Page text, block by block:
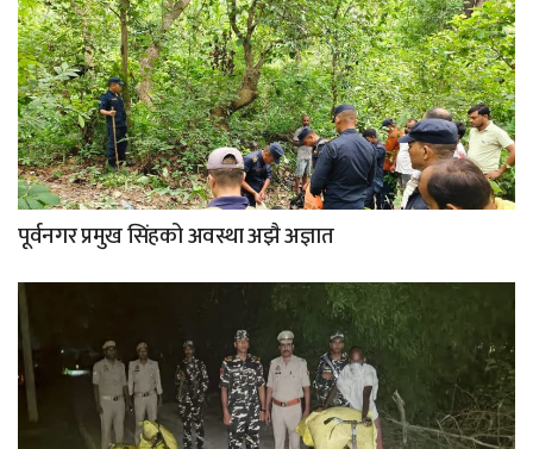
पूर्वनगर प्रमुख सिंहको अवस्था अझै अज्ञात